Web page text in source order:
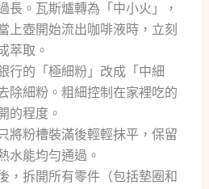
長。瓦斯爐轉為「中小火」，
上壺開始流出咖啡液時，立刻
萃取。
行的「極細粉」改成「中細
除細粉。粗細控制在家裡吃的
的程度。
將粉槽裝滿後輕輕抹平，保留
水能均勻通過。
，拆開所有零件（包括墊圈和